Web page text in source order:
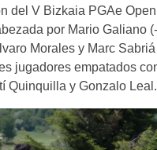
del V Bizkaia PGAe
por Mario Galiano
Morales y Marc Sabriá
jugadores empatados
Quinquilla y Gonzalo Leal.